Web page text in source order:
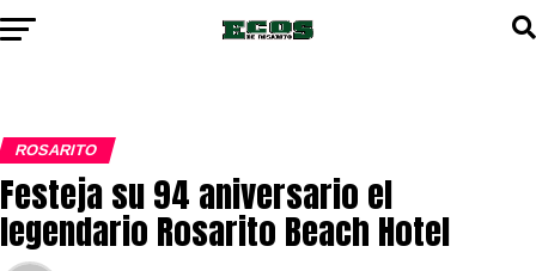
ROSARITO
Festeja su 94 aniversario el
legendario Rosarito Beach Hotel